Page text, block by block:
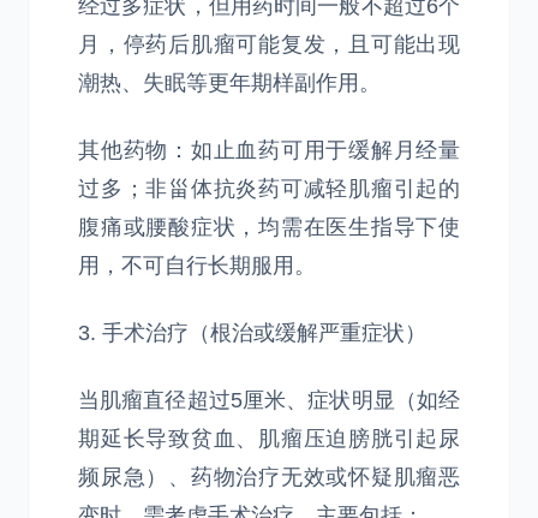
经过多症状，但用药时间一般不超过6个
月，停药后肌瘤可能复发，且可能出现
潮热、失眠等更年期样副作用。
其他药物：如止血药可用于缓解月经量
过多；非甾体抗炎药可减轻肌瘤引起的
腹痛或腰酸症状，均需在医生指导下使
用，不可自行长期服用。
3. 手术治疗（根治或缓解严重症状）
当肌瘤直径超过5厘米、症状明显（如经
期延长导致贫血、肌瘤压迫膀胱引起尿
频尿急）、药物治疗无效或怀疑肌瘤恶